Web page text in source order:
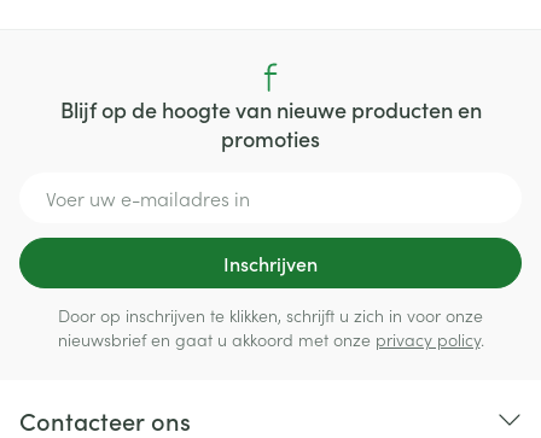
Blijf op de hoogte van nieuwe producten en
promoties
Inschrijven
Door op inschrijven te klikken, schrijft u zich in voor onze
nieuwsbrief en gaat u akkoord met onze privacy policy.
Contacteer ons